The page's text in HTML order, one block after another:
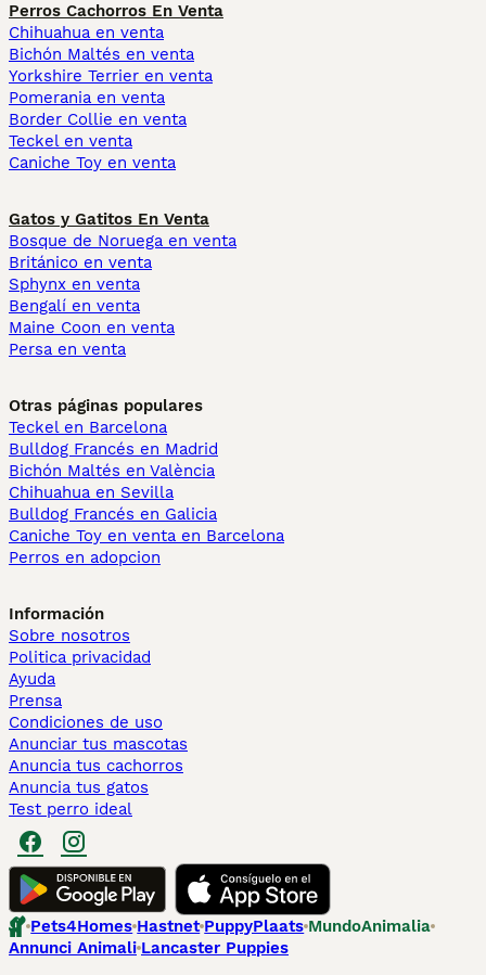
Perros Cachorros En Venta
Chihuahua en venta
Bichón Maltés en venta
Yorkshire Terrier en venta
Pomerania en venta
Border Collie en venta
Teckel en venta
Caniche Toy en venta
Gatos y Gatitos En Venta
Bosque de Noruega en venta
Británico en venta
Sphynx en venta
Bengalí en venta
Maine Coon en venta
Persa en venta
Otras páginas populares
Teckel en Barcelona
Bulldog Francés en Madrid
Bichón Maltés en València
Chihuahua en Sevilla
Bulldog Francés en Galicia
Caniche Toy en venta en Barcelona
Perros en adopcion
Información
Sobre nosotros
Politica privacidad
Ayuda
Prensa
Condiciones de uso
Anunciar tus mascotas
Anuncia tus cachorros
Anuncia tus gatos
Test perro ideal
Pets4Homes Hastnet PuppyPlaats MundoAnimalia
Annunci Animali Lancaster Puppies